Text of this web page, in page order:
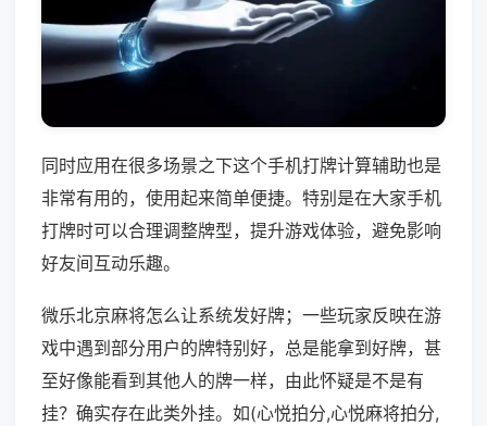
同时应用在很多场景之下这个手机打牌计算辅助也是
非常有用的，使用起来简单便捷。特别是在大家手机
打牌时可以合理调整牌型，提升游戏体验，避免影响
好友间互动乐趣。
微乐北京麻将怎么让系统发好牌；一些玩家反映在游
戏中遇到部分用户的牌特别好，总是能拿到好牌，甚
至好像能看到其他人的牌一样，由此怀疑是不是有
挂？确实存在此类外挂。如(心悦拍分,心悦麻将拍分,